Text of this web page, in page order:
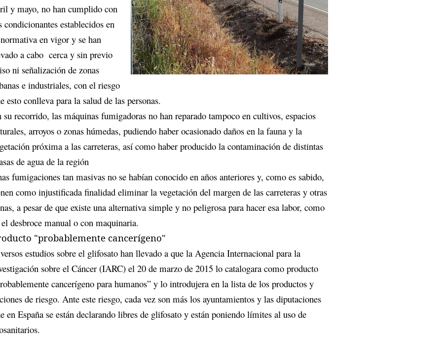
y mayo, no han cumplido con
condicionantes establecidos en
en vigor y se han
a cabo cerca y sin previo
ni señalización de zonas
e industriales, con el riesgo
esto conlleva para la salud de las personas.
su recorrido, las máquinas fumigadoras no han reparado tampoco en cultivos, espacios
arroyos o zonas húmedas, pudiendo haber ocasionado daños en la fauna y la
próxima a las carreteras, así como haber producido la contaminación de distintas
de agua de la región
fumigaciones tan masivas no se habían conocido en años anteriores y, como es sabido,
como injustificada finalidad eliminar la vegetación del margen de las carreteras y otras
a pesar de que existe una alternativa simple y no peligrosa para hacer esa labor, como
el desbroce manual o con maquinaria.
"probablemente cancerígeno"
estudios sobre el glifosato han llevado a que la Agencia Internacional para la
sobre el Cáncer (IARC) el 20 de marzo de 2015 lo catalogara como producto
cancerígeno para humanos” y lo introdujera en la lista de los productos y
de riesgo. Ante este riesgo, cada vez son más los ayuntamientos y las diputaciones
en España se están declarando libres de glifosato y están poniendo límites al uso de